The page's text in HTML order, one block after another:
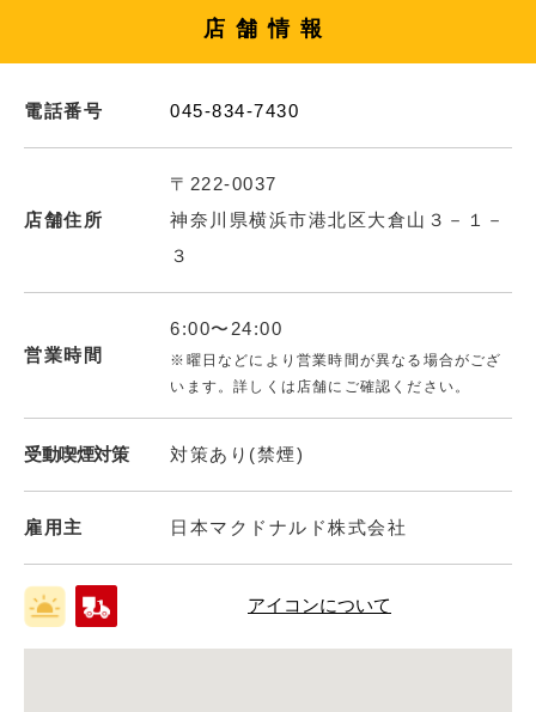
店舗情報
電話番号 045-834-7430
店舗住所
〒222-0037
神奈川県横浜市港北区大倉山３－１－
３
営業時間
6:00〜24:00
※曜日などにより営業時間が異なる場合がござ
います。詳しくは店舗にご確認ください。
受動喫煙対策 対策あり(禁煙)
雇用主 日本マクドナルド株式会社
アイコンについて